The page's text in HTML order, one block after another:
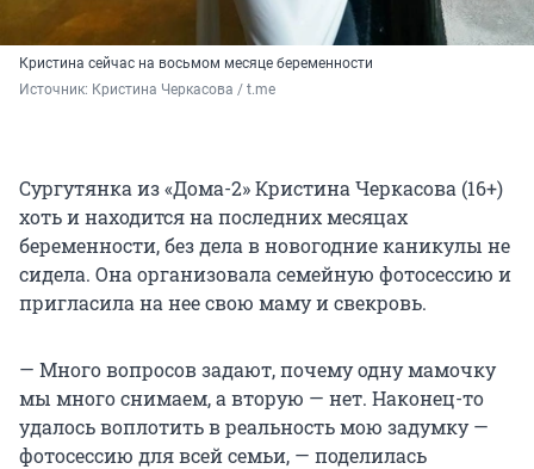
Кристина сейчас на восьмом месяце беременности
Источник: Кристина Черкасова / t.me
Сургутянка из «Дома-2» Кристина Черкасова (16+)
хоть и находится на последних месяцах
беременности, без дела в новогодние каникулы не
сидела. Она организовала семейную фотосессию и
пригласила на нее свою маму и свекровь.
— Много вопросов задают, почему одну мамочку
мы много снимаем, а вторую — нет. Наконец-то
удалось воплотить в реальность мою задумку —
фотосессию для всей семьи, — поделилась